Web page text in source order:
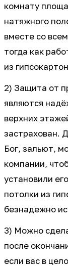
комнату
натяжного
вместе со
тогда как
из
2) Защита от
являются
верхних
застрахован.
Бог, зальют,
компании,
установили
потолки из
безнадежно
3) Можно
после
если вас в